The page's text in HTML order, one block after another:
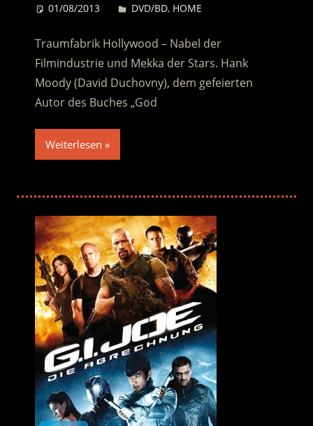
01/08/2013 Desiree
DVD/BD, HOME
Traumfabrik Hollywood – Nabel der
Filmindustrie und Mekka der Stars. Hank
Moody (David Duchovny), dem gefeierten
Autor des Buches „God
Weiterlesen